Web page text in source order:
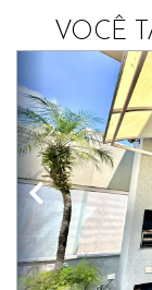
VOCÊ